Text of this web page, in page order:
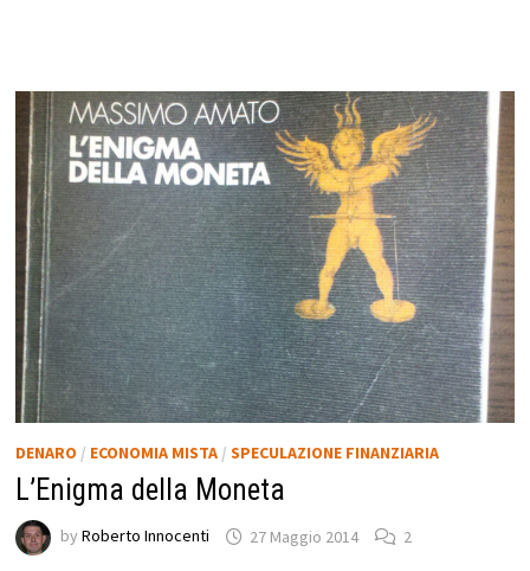
DENARO / ECONOMIA MISTA/ SPECULAZIONE FINANZIARIA
L’Enigma della Moneta
by Roberto Innocenti 27 Maggio 2014 2